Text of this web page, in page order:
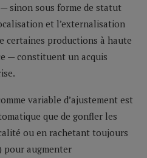
sinon sous forme de statut
et l’externalisation
certaines productions à haute
— constituent un acquis
variable d’ajustement est
que de gonfler les
ou en rachetant toujours
pour augmenter